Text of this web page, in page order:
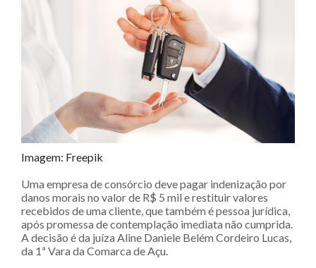
Imagem: Freepik
Uma empresa de consórcio deve pagar indenização por
danos morais no valor de R$ 5 mil e restituir valores
recebidos de uma cliente, que também é pessoa jurídica,
após promessa de contemplação imediata não cumprida.
A decisão é da juíza Aline Daniele Belém Cordeiro Lucas,
da 1ª Vara da Comarca de Açu.